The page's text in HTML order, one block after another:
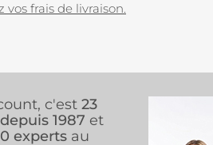
vos frais de livraison.
c'est 23
1987 et
experts au